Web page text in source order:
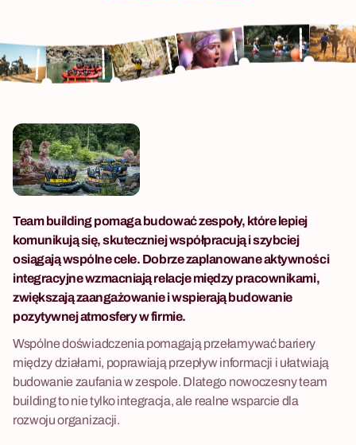
Team building pomaga budować zespoły, które lepiej
komunikują się, skuteczniej współpracują i szybciej
osiągają wspólne cele. Dobrze zaplanowane aktywności
integracyjne wzmacniają relacje między pracownikami,
zwiększają zaangażowanie i wspierają budowanie
pozytywnej atmosfery w firmie.
Wspólne doświadczenia pomagają przełamywać bariery
między działami, poprawiają przepływ informacji i ułatwiają
budowanie zaufania w zespole. Dlatego nowoczesny team
building to nie tylko integracja, ale realne wsparcie dla
rozwoju organizacji.